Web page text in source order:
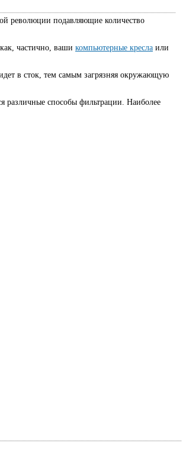
революции подавляющие количество
частично, ваши компьютерные кресла или
в сток, тем самым загрязняя окружающую
различные способы фильтрации. Наиболее